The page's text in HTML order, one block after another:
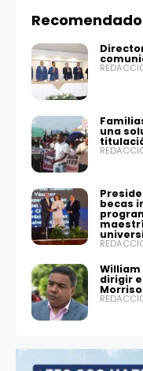
Recomendado
una
becas
William
dirigir